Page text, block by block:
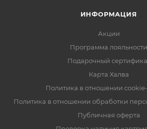
ИНФОРМАЦИЯ
Акции
Программа лояльности
Подарочный
Карта Халва
Политика в отношении
Политика в отношении обработки
Публичная оферта